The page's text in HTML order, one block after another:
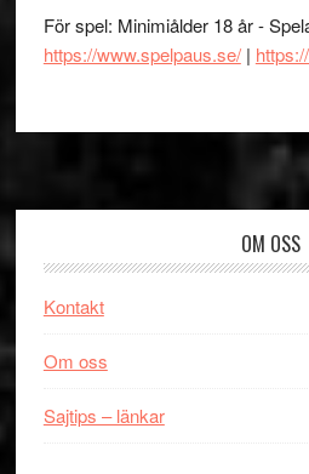
För spel: Minimiålder 18 år -
https://www.spelpaus.se/|
OM OSS
Kontakt
Om oss
Sajtips – länkar